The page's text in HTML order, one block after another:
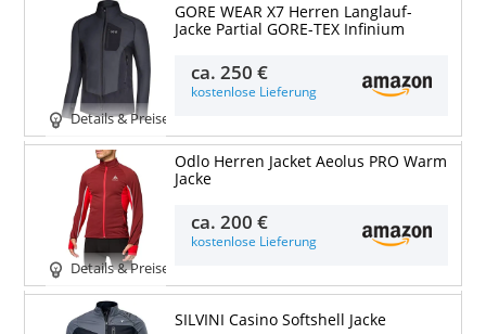
Details & Preise
GORE WEAR X7 Herren Langlauf-
Jacke Partial GORE-TEX Infinium
ca.250 €
kostenlose Lieferung
Details & Preise
Odlo Herren Jacket Aeolus PRO Warm
Jacke
ca.200 €
kostenlose Lieferung
SILVINI Casino Softshell Jacke